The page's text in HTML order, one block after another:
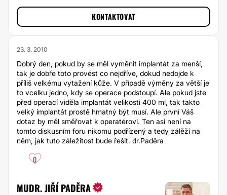
KONTAKTOVAT
23. 3. 2010
Dobrý den, pokud by se měl vyměnit implantát za menší,
tak je dobře toto provést co nejdříve, dokud nedojde k
příliš velkému vytažení kůže. V případě výměny za větší je
to vcelku jedno, kdy se operace podstoupí. Ale pokud jste
před operací viděla implantát velikosti 400 ml, tak takto
velký implantát prostě hmatný být musí. Ale první Váš
dotaz by měl směřovat k operatérovi. Ten asi není na
tomto diskusním foru nikomu podřízený a tedy zálěží na
něm, jak tuto záležitost bude řešit. dr.Paděra
0
MUDR. JIŘÍ PADĚRA